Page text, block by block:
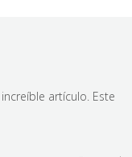
artículo. Este